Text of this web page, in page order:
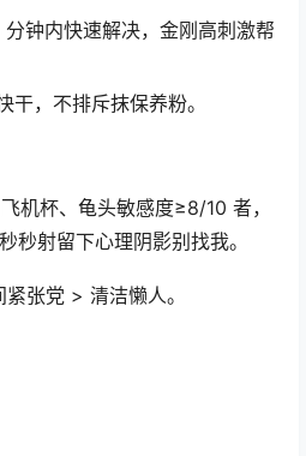
钟内快速解决，金刚高刺激帮
，不排斥抹保养粉。
机杯、龟头敏感度≥8/10 者，
秒射留下心理阴影别找我。
张党 > 清洁懒人。